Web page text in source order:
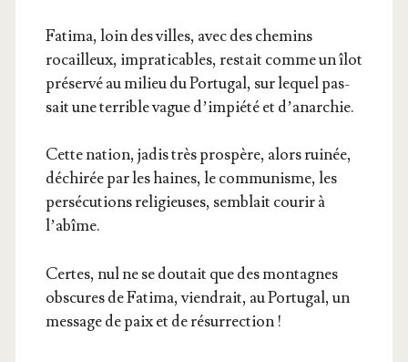
Fati­ma, loin des villes, avec des che­mins
rocailleux, impra­ti­cables, res­tait comme un îlot
pré­ser­vé au milieu du Por­tu­gal, sur lequel pas­
sait une ter­rible vague d’im­pié­té et d’anarchie.
Cette nation, jadis très pros­père, alors rui­née,
déchi­rée par les haines, le com­mu­nisme, les
per­sé­cu­tions reli­gieuses, sem­blait cou­rir à
l’abîme.
Certes, nul ne se dou­tait que des mon­tagnes
obs­cures de Fati­ma, vien­drait, au Por­tu­gal, un
mes­sage de paix et de résurrection !